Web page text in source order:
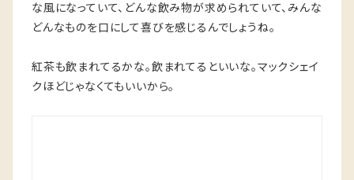
な風になっていて、どんな飲み物が求められていて、みんな
どんなものを口にして喜びを感じるんでしょうね。
紅茶も飲まれてるかな。飲まれてるといいな。マックシェイ
クほどじゃなくてもいいから。